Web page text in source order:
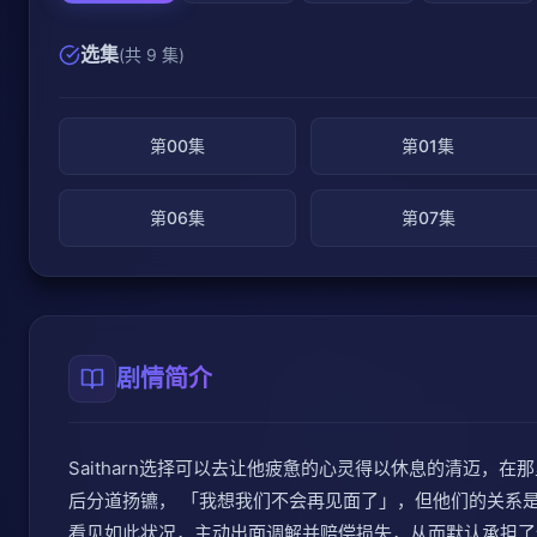
选集(共 9 集)
第00集 第01集
第06集 第07集
剧情简介
Saitharn选择可以去让他疲惫的心灵得以休息的清迈，在
后分道扬镳， 「我想我们不会再见面了」，但他们的关
看见如此状况，主动出面调解并赔偿损失，从而默认承担